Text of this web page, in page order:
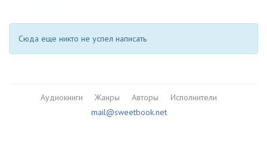
Сюда еще никто не успел написать
Аудиокниги Жанры Авторы
Исполнители
mail@sweetbook.net